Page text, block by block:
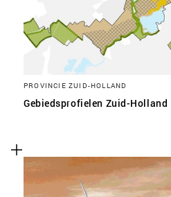
PROVINCIE ZUID-HOLLAND
Gebiedsprofielen Zuid-Holland